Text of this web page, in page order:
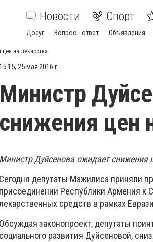
Новости Спорт
Досуг Вопрос - ответ Объявления
на лекарства
25 мая 2016 г.
Министр
снижения цен
Министр Дуйсенова ожидает снижения
Сегодня депутаты Мажилиса приняли
присоединении Республики Армения к
средств в рамках
Обсуждая законопроект, депутаты
социального развития Дуйсеновой,